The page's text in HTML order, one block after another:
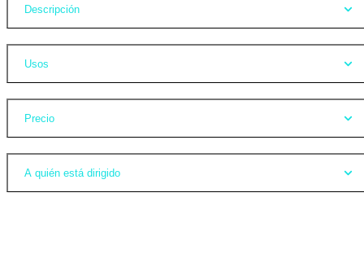
Descripción
Usos
Precio
A quién está dirigido